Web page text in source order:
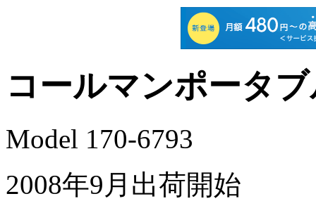
コールマンポータ
Model 170-6793
2008年9月出荷開始